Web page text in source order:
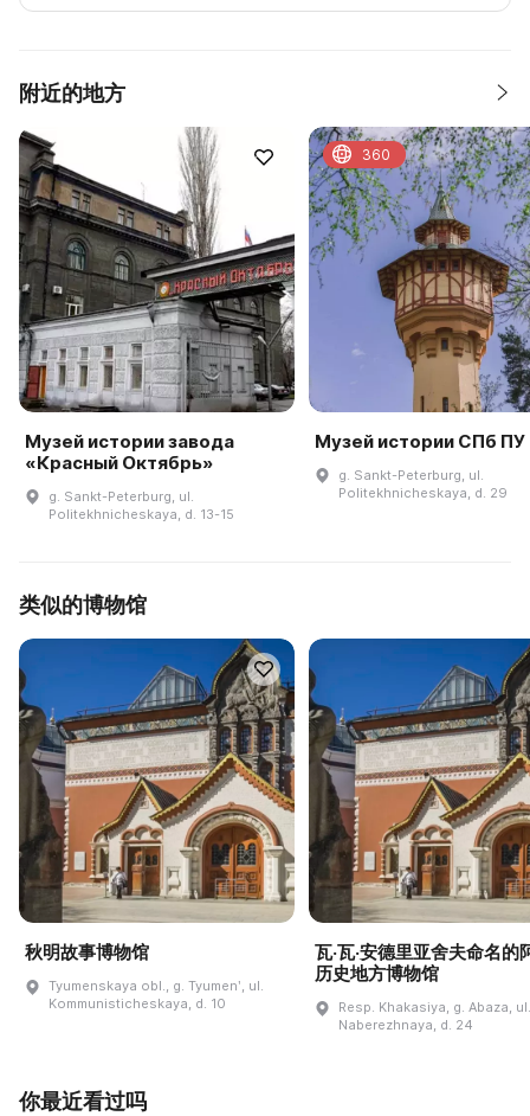
附近的地方
Музей истории завода
«Красный Октябрь»
g. Sankt-Peterburg, ul.
Politekhnicheskaya, d. 13-15
Музей истории СПб ПУ
g. Sankt-Peterburg, ul.
Politekhnicheskaya, d. 29
360
类似的博物馆
秋明故事博物馆
Tyumenskaya obl., g. Tyumenʹ, ul.
Kommunisticheskaya, d. 10
瓦·瓦·安德里亚舍夫命名的
历史地方博物馆
Resp. Khakasiya, g. Abaza, ul.
Naberezhnaya, d. 24
你最近看过吗